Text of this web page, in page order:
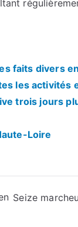
faits divers
les activités
trois jours
Loire
Seize